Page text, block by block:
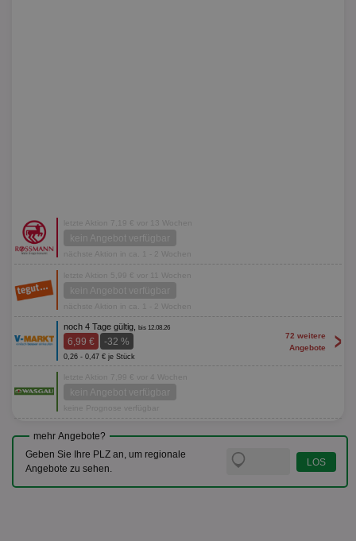
letzte Aktion 7,19 € vor 13 Wochen
kein Angebot verfügbar
nächste Aktion in ca. 1 - 2 Wochen
letzte Aktion 5,99 € vor 11 Wochen
kein Angebot verfügbar
nächste Aktion in ca. 1 - 2 Wochen
noch 4 Tage gültig, bis 12.08.26
6,99 € -32 %
0,26 - 0,47 € je Stück
72 weitere
Angebote
>
letzte Aktion 7,99 € vor 4 Wochen
kein Angebot verfügbar
keine Prognose verfügbar
mehr Angebote?
Geben Sie Ihre PLZ an, um regionale
Angebote zu sehen.